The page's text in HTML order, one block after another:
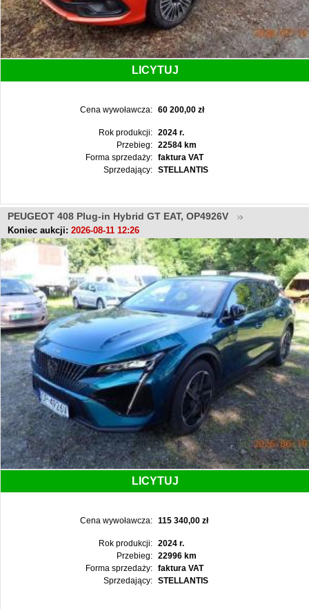
LICYTUJ
Cena wywoławcza: 60 200,00 zł
Rok produkcji:
2024 r.
Przebieg:
22584 km
Forma sprzedaży:
faktura VAT
Sprzedający:
STELLANTIS
PEUGEOT 408 Plug-in Hybrid GT EAT, OP4926V
Koniec aukcji: 2026-08-11 12:26
LICYTUJ
Cena wywoławcza: 115 340,00 zł
Rok produkcji:
2024 r.
Przebieg:
22996 km
Forma sprzedaży:
faktura VAT
Sprzedający:
STELLANTIS